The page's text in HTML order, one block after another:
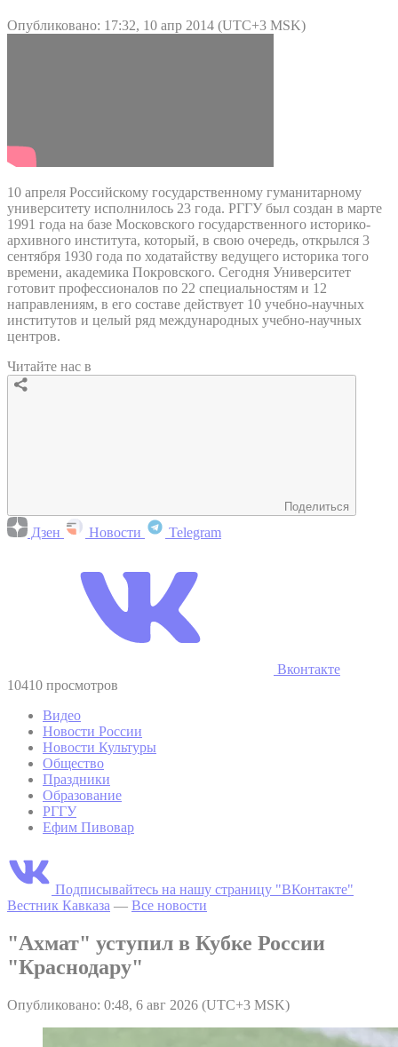
Опубликовано: 17:32, 10 апр 2014 (UTC+3 MSK)
10 апреля Российскому государственному гуманитарному
университету исполнилось 23 года. РГГУ был создан в марте
1991 года на базе Московского государственного историко-
архивного института, который, в свою очередь, открылся 3
сентября 1930 года по ходатайству ведущего историка того
времени, академика Покровского. Сегодня Университет
готовит профессионалов по 22 специальностям и 12
направлениям, в его составе действует 10 учебно-научных
институтов и целый ряд международных учебно-научных
центров.
Читайте нас в
Поделиться
Дзен Новости Telegram
Вконтакте
10410 просмотров
Видео
Новости России
Новости Культуры
Общество
Праздники
Образование
РГГУ
Ефим Пивовар
Подписывайтесь на нашу страницу "ВКонтакте"
Вестник Кавказа — Все новости
"Ахмат" уступил в Кубке России
"Краснодару"
Опубликовано: 0:48, 6 авг 2026 (UTC+3 MSK)